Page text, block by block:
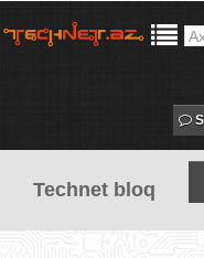
Technet bloq